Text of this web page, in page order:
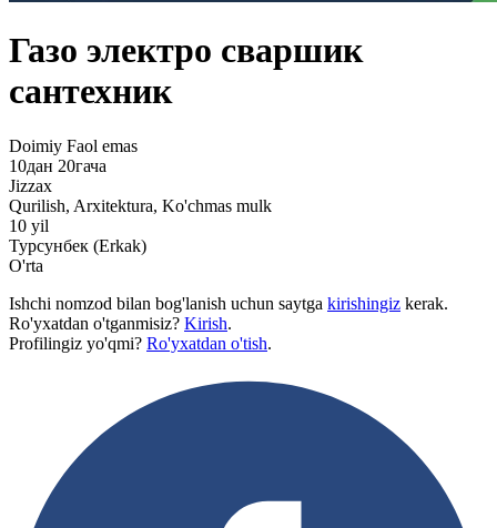
Газо электро сваршик
сантехник
Doimiy Faol emas
10дан 20гача
Jizzax
Qurilish, Arxitektura, Ko'chmas mulk
10 yil
Турсунбек (Erkak)
O'rta
Ishchi nomzod bilan bog'lanish uchun saytga kirishingiz kerak.
Ro'yxatdan o'tganmisiz? Kirish.
Profilingiz yo'qmi? Ro'yxatdan o'tish.